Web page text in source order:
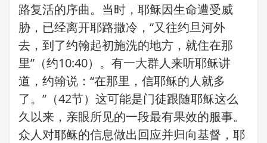
路复活的序曲。当时，耶稣因生命遭受威
胁，已经离开耶路撒冷，“又往约旦河外
去，到了约翰起初施洗的地方，就住在那
里”（约10:40）。有一大群人来听耶稣讲
道，约翰说：“在那里，信耶稣的人就多
了。”（42节）这可能是门徒跟随耶稣这么
久以来，亲眼所见的一段最有果效的服事。
众人对耶稣的信息做出回应并归向基督，耶